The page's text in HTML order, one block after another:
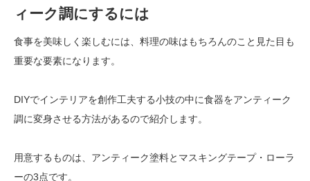
ィーク調にするには
食事を美味しく楽しむには、料理の味はもちろんのこと見た目も
重要な要素になります。
DIYでインテリアを創作工夫する小技の中に食器をアンティーク
調に変身させる方法があるので紹介します。
用意するものは、アンティーク塗料とマスキングテープ・ローラ
ーの3点です。